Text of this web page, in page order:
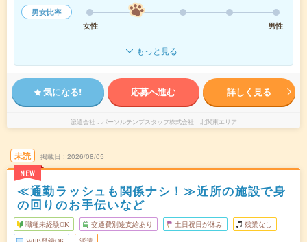
男女比率
女性
男性
もっと見る
気になる! 応募へ進む 詳しく見る
派遣会社 パーソルテンプスタッフ株式会社 北関東エリア
未読
NEW
掲載日 2026/08/05
≪通勤ラッシュも関係ナシ！≫近所の施設で身
の回りのお手伝いなど
職種未経験OK 交通費別途支給あり 土日祝日が休み 残業なし